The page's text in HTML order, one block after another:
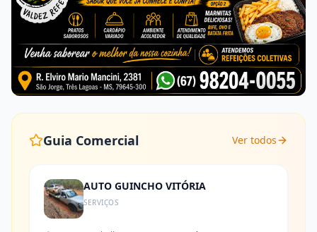
Guia Comercial Ver todos
AUTO GUINCHO VITÓRIA
SERVIÇOS